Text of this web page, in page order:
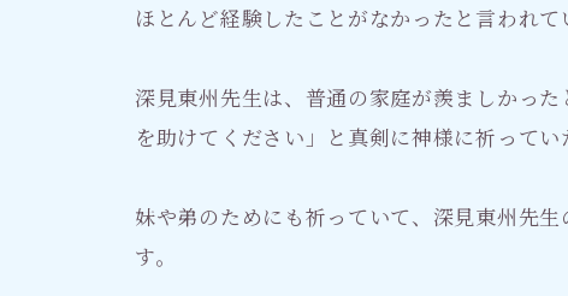
ほとんど経験したことがなかったと言われて
深見東州先生は、普通の家庭が羨ましかっ
を助けてください」と真剣に神様に祈ってい
妹や弟のためにも祈っていて、深見東州先
す。